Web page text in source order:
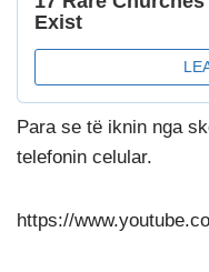
Para se të iknin nga
telefonin celular.
https://